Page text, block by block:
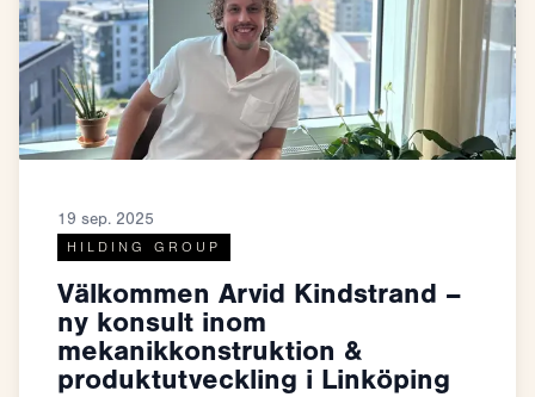
19 sep. 2025
HILDING GROUP
Välkommen Arvid Kindstrand –
ny konsult inom
mekanikkonstruktion &
produktutveckling i Linköping